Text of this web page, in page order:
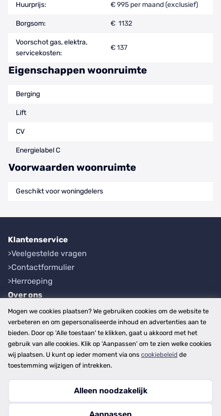
Huurprijs: € 995 per maand (exclusief)
Borgsom: € 1132
Voorschot gas, elektra,
servicekosten:
€ 137
Eigenschappen woonruimte
Berging
Lift
CV
Energielabel C
Voorwaarden woonruimte
Geschikt voor woningdelers
Klantenservice
Veelgestelde vragen
Contactformulier
Herroeping
Over ons
Bedrijfsgegevens
Werkwijze
Overzichten
Plaatsen
Provincies
Copyright © 2026
Mogen we cookies plaatsen? We gebruiken cookies om de website te
verbeteren en om gepersonaliseerde inhoud en advertenties aan te
bieden. Door op 'Alle toestaan' te klikken, gaat u akkoord met het
gebruik van alle cookies. Klik op 'Aanpassen' om te zien welke cookies
wij plaatsen. U kunt op ieder moment via ons cookiebeleid de
toestemming wijzigen of intrekken.
Alleen noodzakelijk